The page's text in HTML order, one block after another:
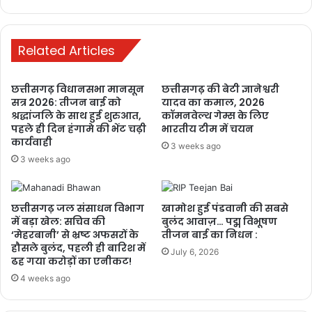
मनेन्द्रगढ़: बीआर कार्यालय परिसर में गंदगी
का अंबार, तोड़फोड़ और अव्यवस्था से
कर्मचारियों व आमजन परेशान
PM ने ‘मन की बात’ में की कोरबा के जल
संरक्षण मॉडल की सराहना, ISRO तकनीक से
बढ़ा भूजल स्तर
Related Articles
छत्तीसगढ़ विधानसभा मानसून
सत्र 2026: तीजन बाई को
श्रद्धांजलि के साथ हुई शुरुआत,
पहले ही दिन हंगामे की भेंट चढ़ी
कार्यवाही
3 weeks ago
छत्तीसगढ़ की बेटी ज्ञानेश्वरी
यादव का कमाल, 2026
कॉमनवेल्थ गेम्स के लिए
भारतीय टीम में चयन
3 weeks ago
छत्तीसगढ़ जल संसाधन विभाग
में बड़ा खेल: सचिव की
‘मेहरबानी’ से भ्रष्ट अफसरों के
हौसले बुलंद, पहली ही बारिश में
ढह गया करोड़ों का एनीकट!
4 weeks ago
खामोश हुई पंडवानी की सबसे
बुलंद आवाज़… पद्म विभूषण
तीजन बाई का निधन :
July 6, 2026